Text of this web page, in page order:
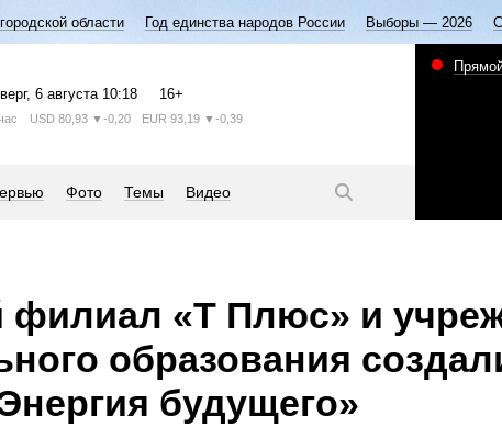
области Год единства народов России Выборы — 2026
, 6 августа 10:18 16+
USD 80,93 ▼-0,20 EUR 93,19 ▼-0,39
Фото Темы Видео
филиал «Т Плюс» и
образования
будущего»